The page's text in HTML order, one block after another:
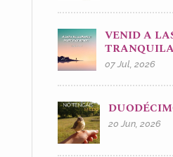
VENID A
07 Jul, 2026
20 Jun, 2026